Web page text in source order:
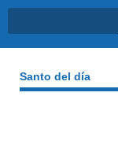
Santo del día